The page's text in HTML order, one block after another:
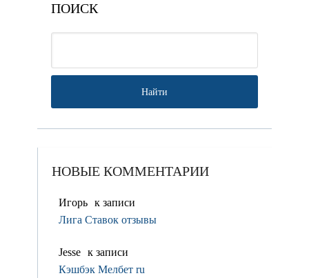
ПОИСК
НОВЫЕ КОММЕНТАРИИ
Игорь к записи
Лига Ставок отзывы
Jesse к записи
Кэшбэк Мелбет ru